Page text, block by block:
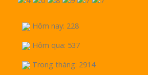
Hôm nay: 228
Hôm qua: 537
Trong tháng: 2914